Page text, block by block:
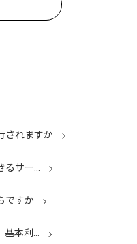
されますか
るサー...
ですか
基本利...